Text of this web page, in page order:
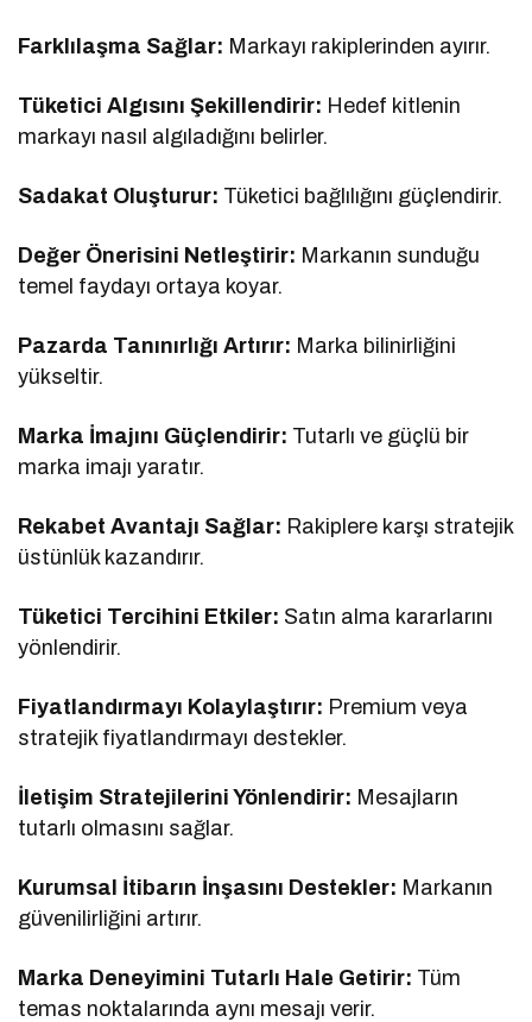
Farklılaşma Sağlar: Markayı rakiplerinden ayırır.
Tüketici Algısını Şekillendirir: Hedef kitlenin
markayı nasıl algıladığını belirler.
Sadakat Oluşturur: Tüketici bağlılığını güçlendirir.
Değer Önerisini Netleştirir: Markanın sunduğu
temel faydayı ortaya koyar.
Pazarda Tanınırlığı Artırır: Marka bilinirliğini
yükseltir.
Marka İmajını Güçlendirir: Tutarlı ve güçlü bir
marka imajı yaratır.
Rekabet Avantajı Sağlar: Rakiplere karşı stratejik
üstünlük kazandırır.
Tüketici Tercihini Etkiler: Satın alma kararlarını
yönlendirir.
Fiyatlandırmayı Kolaylaştırır: Premium veya
stratejik fiyatlandırmayı destekler.
İletişim Stratejilerini Yönlendirir: Mesajların
tutarlı olmasını sağlar.
Kurumsal İtibarın İnşasını Destekler: Markanın
güvenilirliğini artırır.
Marka Deneyimini Tutarlı Hale Getirir: Tüm
temas noktalarında aynı mesajı verir.